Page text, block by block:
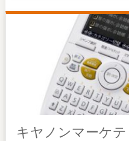
キヤノンマーケ